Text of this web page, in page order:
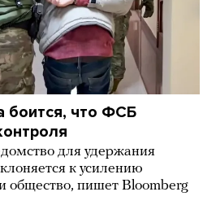
боится, что ФСБ
для удержания
к усилению
общество, пишет Bloomberg